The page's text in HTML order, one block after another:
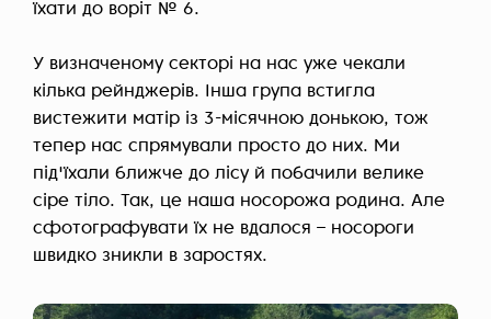
їхати до воріт № 6.
У визначеному секторі на нас уже чекали
кілька рейнджерів. Інша група встигла
вистежити матір із 3-місячною донькою, тож
тепер нас спрямували просто до них. Ми
під'їхали ближче до лісу й побачили велике
сіре тіло. Так, це наша носорожа родина. Але
сфотографувати їх не вдалося – носороги
швидко зникли в заростях.